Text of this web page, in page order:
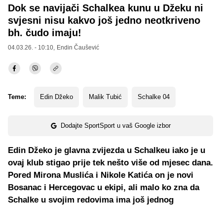
Dok se navijači Schalkea kunu u Džeku ni
svjesni nisu kakvo još jedno neotkriveno
bh. čudo imaju!
04.03.26. - 10:10, Endin Čaušević
Teme: Edin Džeko Malik Tubić Schalke 04
Dodajte SportSport u vaš Google izbor
Edin Džeko je glavna zvijezda u Schalkeu iako je u
ovaj klub stigao prije tek nešto više od mjesec dana.
Pored Mirona Muslića i Nikole Katića on je novi
Bosanac i Hercegovac u ekipi, ali malo ko zna da
Schalke u svojim redovima ima još jednog